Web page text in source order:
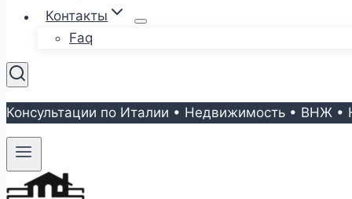
Контакты
Faq
Консультации по Италии • Недвижимость • ВНЖ •